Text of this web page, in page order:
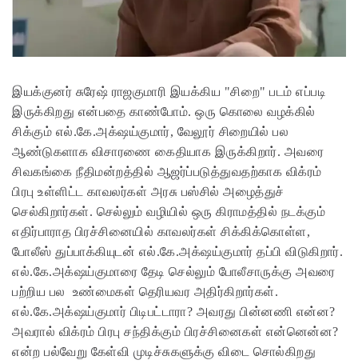
இயக்குனர் சுரேஷ் ராஜகுமாரி இயக்கிய "சிறை" படம் எப்படி
இருக்கிறது என்பதை காண்போம். ஒரு கொலை வழக்கில்
சிக்கும் எல்.கே.அக்‌ஷய்குமார், வேலூர் சிறையில் பல
ஆண்டுகளாக விசாரணை கைதியாக இருக்கிறார். அவரை
சிவகங்கை நீதிமன்றத்தில் ஆஜர்ப்படுத்துவதற்காக விக்ரம்
பிரபு உள்ளிட்ட காவலர்கள் அரசு பஸ்சில் அழைத்துச்
செல்கிறார்கள். செல்லும் வழியில் ஒரு கிராமத்தில் நடக்கும்
எதிர்பாராத பிரச்சினையில் காவலர்கள் சிக்கிக்கொள்ள,
போலீஸ் துப்பாக்கியுடன் எல்.கே.அக்‌ஷய்குமார் தப்பி விடுகிறார்.
எல்.கே.அக்‌ஷய்குமாரை தேடி செல்லும் போலீசாருக்கு அவரை
பற்றிய பல உண்மைகள் தெரியவர அதிர்கிறார்கள்.
எல்.கே.அக்‌ஷய்குமார் பிடிபட்டாரா? அவரது பின்னணி என்ன?
அவரால் விக்ரம் பிரபு சந்திக்கும் பிரச்சினைகள் என்னென்ன?
என்ற பல்வேறு கேள்வி முடிச்சுகளுக்கு விடை சொல்கிறது